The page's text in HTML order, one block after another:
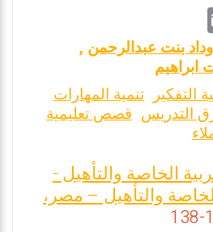
m
ai
l
بنت عبدالرحمن ,
ابراهيم
التفكير تنمية المهارات
التدريس قصص تعليمية
الخاصة والتأهيل -
والتأهيل – مصر،